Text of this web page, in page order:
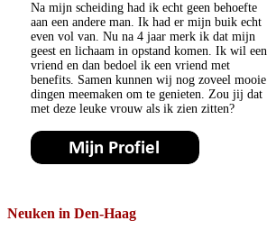
Na mijn scheiding had ik echt geen behoefte
aan een andere man. Ik had er mijn buik echt
even vol van. Nu na 4 jaar merk ik dat mijn
geest en lichaam in opstand komen. Ik wil een
vriend en dan bedoel ik een vriend met
benefits. Samen kunnen wij nog zoveel mooie
dingen meemaken om te genieten. Zou jij dat
met deze leuke vrouw als ik zien zitten?
Neuken in Den-Haag